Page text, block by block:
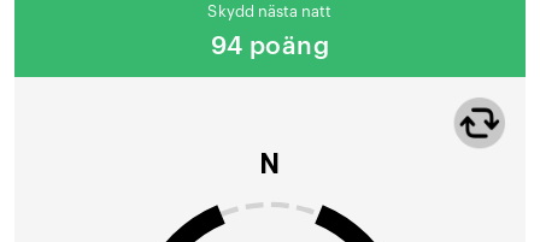
Skydd nästa natt
94 poäng
N